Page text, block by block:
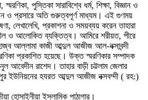
পুস্তিকা সারাবিশ্বে ধর্ম, শিক্ষা, বিজ্ঞান ও
ও প্রসারে অতি গুরুত্বপূর্ণ মাধ্যম। এই গুণময়
লেখালেখি, প্রকাশনা ও সময়ব্যয় করেন তাহারা
ও আলোকিত ব্যক্তিত্ব। আমিরে শরীয়ত, পীরে
আল্লামা কাজী আব্দুল আজীজ আল-নক্সাবন্দী
প্রকাশিত হয়েছে। উক্ত স্মরণিকার সম্পাদক
আবেদীন রাশেদ। তাহার বাড়ী চট্টলাম জেলার
ইউনিয়নের হযরত আব্দুল আজীজ নক্সবম্দী ( রহ:)
হোসাইনীয়া ইসলামিক পাঠাগার।